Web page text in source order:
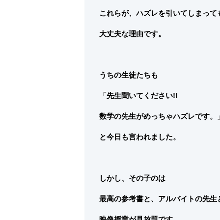
これらが、ハズレを引いてしまって
大丈夫な理由です。
うちの生徒たちも
「先生聞いてください!!
数学の先生がめっちゃハズレです。」
と今日も言われました。
しかし、その子のは
最高の参考書と、アルバイトの先生